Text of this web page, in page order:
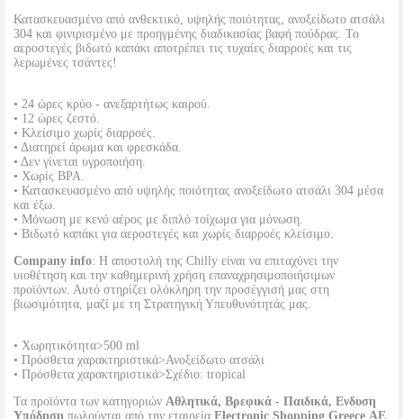
Κατασκευασμένο από ανθεκτικό, υψηλής ποιότητας, ανοξείδωτο ατσάλι
304 και φινιρισμένο με προηγμένης διαδικασίας βαφή πούδρας. Το
αεροστεγές βιδωτό καπάκι αποτρέπει τις τυχαίες διαρροές και τις
λερωμένες τσάντες!
• 24 ώρες κρύο - ανεξαρτήτως καιρού.
• 12 ώρες ζεστό.
• Κλείσιμο χωρίς διαρροές.
• Διατηρεί άρωμα και φρεσκάδα.
• Δεν γίνεται υγροποιήση.
• Χωρίς BPA.
• Κατασκευασμένο από υψηλής ποιότητας ανοξείδωτο ατσάλι 304 μέσα
και έξω.
• Μόνωση με κενό αέρος με διπλό τοίχωμα για μόνωση.
• Βιδωτό καπάκι για αεροστεγές και χωρίς διαρροές κλείσιμο.
Company info: Η αποστολή της Chilly είναι να επιταχύνει την
υιοθέτηση και την καθημερινή χρήση επαναχρησιμοποιήσιμων
προϊόντων. Αυτό στηρίζει ολόκληρη την προσέγγισή μας στη
βιωσιμότητα, μαζί με τη Στρατηγική Υπευθυνότητάς μας.
• Χωρητικότητα>500 ml
• Πρόσθετα χαρακτηριστικά>Ανοξείδωτο ατσάλι
• Πρόσθετα χαρακτηριστικά>Σχέδιο: tropical
Τα προϊόντα των κατηγοριών Αθλητικά, Βρεφικά - Παιδικά, Ενδυση
Υπόδηση πωλούνται από την εταιρεία Electronic Shopping Greece ΑΕ